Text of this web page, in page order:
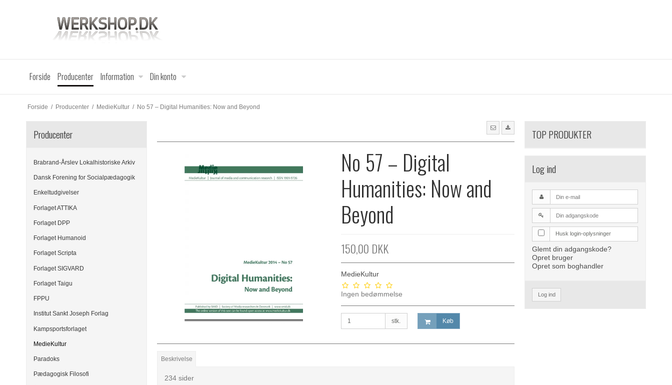
Forside Producenter Information Din konto
Forside / Producenter / MedieKultur / No 57 – Digital Humanities: Now and Beyond
Producenter
Brabrand-Årslev Lokalhistoriske Arkiv
Dansk Forening for Socialpædagogik
Enkeltudgivelser
Forlaget ATTIKA
Forlaget DPP
Forlaget Humanoid
Forlaget Scripta
Forlaget SIGVARD
Forlaget Taigu
FPPU
Institut Sankt Joseph Forlag
Kampsportsforlaget
MedieKultur
Paradoks
Pædagogisk Filosofi
No 57 – Digital
Humanities: Now and
Beyond
150,00 DKK
MedieKultur
Ingen bedømmelse
stk. Køb
Beskrivelse
234 sider
TOP PRODUKTER
Log ind
Husk login-oplysninger
Glemt din adgangskode?
Opret bruger
Opret som boghandler
Log ind